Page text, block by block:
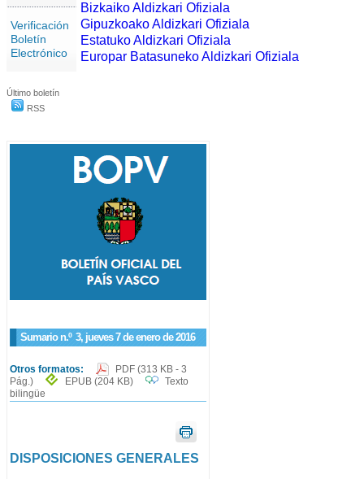
Verificación
Boletín
Electrónico
Último boletín
RSS
Sumario n.º 3, jueves 7 de enero de 2016
Otros formatos: PDF (313 KB - 3
Pág.)
EPUB (204 KB)
Texto
bilingüe
DISPOSICIONES GENERALES
Bizkaiko Aldizkari Ofiziala
Gipuzkoako Aldizkari Ofiziala
Estatuko Aldizkari Ofiziala
Europar Batasuneko Aldizkari Ofiziala